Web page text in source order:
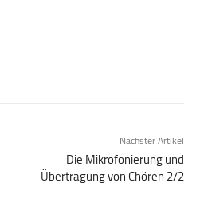
Nächster Artikel
Die Mikrofonierung und
Übertragung von Chören 2/2